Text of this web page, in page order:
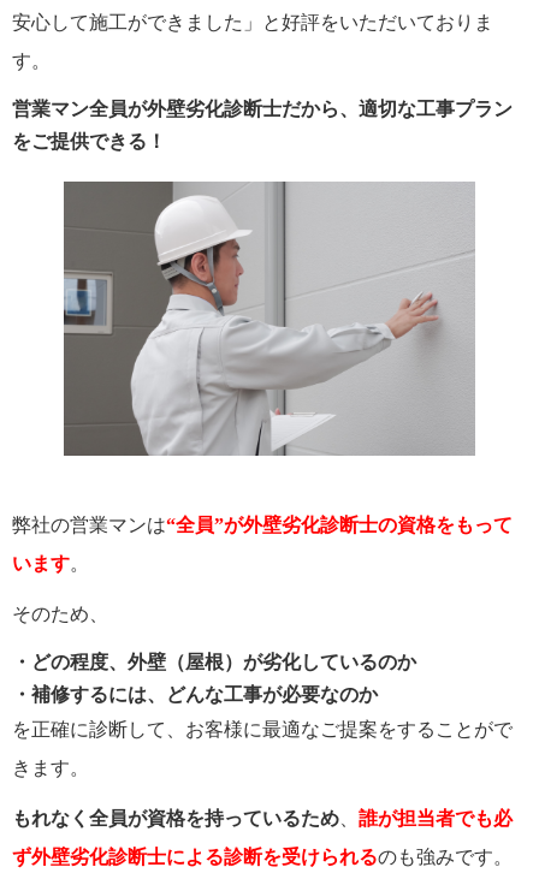
安心して施工ができました」と好評をいただいておりま
す。
営業マン全員が外壁劣化診断士だから、適切な工事プラン
をご提供できる！
弊社の営業マンは“全員”が外壁劣化診断士の資格をもって
います。
そのため、
・どの程度、外壁（屋根）が劣化しているのか
・補修するには、どんな工事が必要なのか
を正確に診断して、お客様に最適なご提案をすることがで
きます。
もれなく全員が資格を持っているため
誰が担当者でも必
ず外壁劣化診断士による診断を受けられるのも強みです。